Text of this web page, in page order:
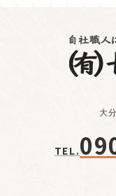
大
TEL.